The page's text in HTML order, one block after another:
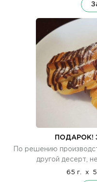
ПОДАРОК!
По решению
другой десерт,
65 г. x